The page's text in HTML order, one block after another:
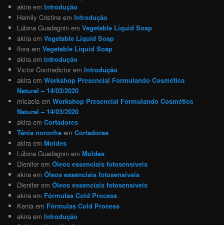
akira emIntrodução
Hemily Cristine emIntrodução
Lúbina Guadagnin emVegetable Liquid Soap
akira emVegetable Liquid Soap
flora emVegetable Liquid Soap
akira emIntrodução
Victor Contradictor emIntrodução
akira emWorkshop Presencial Formulando Cosmética
Natural – 14/03/2020
micaela emWorkshop Presencial Formulando Cosmética
Natural – 14/03/2020
akira emCortadores
Tánia noronha emCortadores
akira emMoldes
Lúbina Guadagnin emMoldes
Dienifer emÓleos essenciais fotosensíveis
akira emÓleos essenciais fotosensíveis
Dienifer emÓleos essenciais fotosensíveis
akira em Fórmulas Cold Process
Kenia em Fórmulas Cold Process
akira emIntrodução